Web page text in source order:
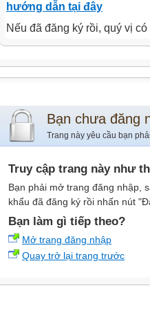
hướng dẫn tại đây
Nếu đã đăng ký rồi, quý vị
Bạn chưa đăng
Trang này yêu cầu bạn
Truy cập trang này như
Bạn phải mở trang đăng nhập,
khẩu đã đăng ký rồi nhấn nút
Bạn làm gì tiếp theo?
Mở trang đăng nhập
Quay trở lại trang trước